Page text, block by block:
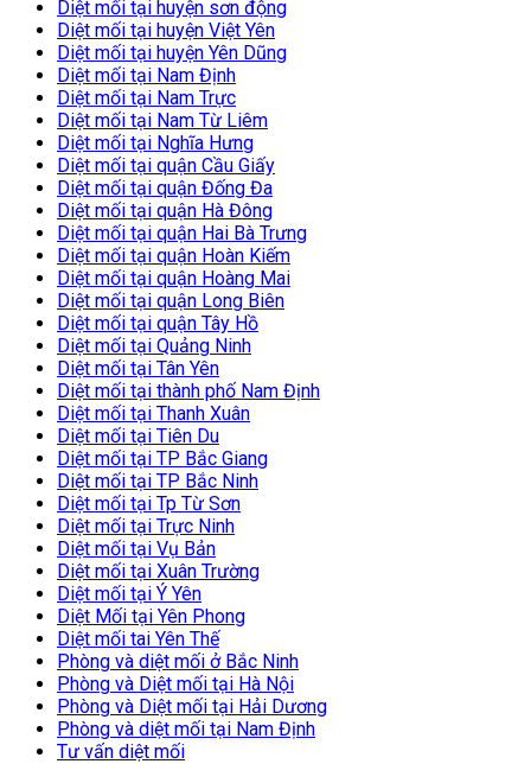
Diệt mối tại huyện sơn động
Diệt mối tại huyện Việt Yên
Diệt mối tại huyện Yên Dũng
Diệt mối tại Nam Định
Diệt mối tại Nam Trực
Diệt mối tại Nam Từ Liêm
Diệt mối tại Nghĩa Hưng
Diệt mối tại quận Cầu Giấy
Diệt mối tại quận Đống Đa
Diệt mối tại quận Hà Đông
Diệt mối tại quận Hai Bà Trưng
Diệt mối tại quận Hoàn Kiếm
Diệt mối tại quận Hoàng Mai
Diệt mối tại quận Long Biên
Diệt mối tại quận Tây Hồ
Diệt mối tại Quảng Ninh
Diệt mối tại Tân Yên
Diệt mối tại thành phố Nam Định
Diệt mối tại Thanh Xuân
Diệt mối tại Tiên Du
Diệt mối tại TP Bắc Giang
Diệt mối tại TP Bắc Ninh
Diệt mối tại Tp Từ Sơn
Diệt mối tại Trực Ninh
Diệt mối tại Vụ Bản
Diệt mối tại Xuân Trường
Diệt mối tại Ý Yên
Diệt Mối tại Yên Phong
Diệt mối tai Yên Thế
Phòng và diệt mối ở Bắc Ninh
Phòng và Diệt mối tại Hà Nội
Phòng và Diệt mối tại Hải Dương
Phòng và diệt mối tại Nam Định
Tư vấn diệt mối